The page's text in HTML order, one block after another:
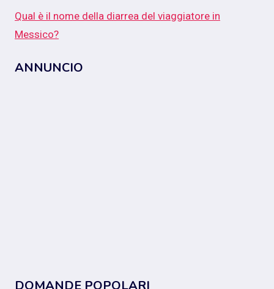
Qual è il nome della diarrea del viaggiatore in
Messico?
ANNUNCIO
DOMANDE POPOLARI